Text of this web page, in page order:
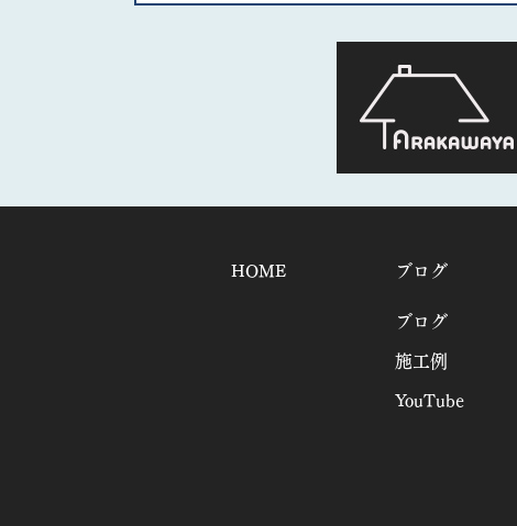
HOME
ブログ
ブログ
施工例
YouTube